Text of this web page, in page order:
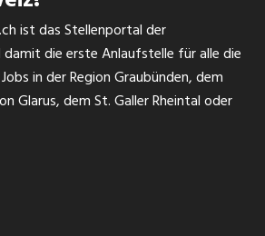
ist das Stellenportal der
die erste Anlaufstelle für alle die
in der Region Graubünden, dem
Glarus, dem St. Galler Rheintal oder